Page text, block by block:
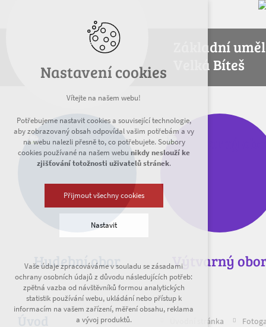
Základní
Velká Bíteš
Hudební obor Výtvarný
Úvodní stránka
Nastavení cookies
Vítejte na našem webu!
Potřebujeme nastavit cookies a související technologie,
aby zobrazovaný obsah odpovídal vašim potřebám a vy
na webu nalezli přesně to, co potřebujete. Soubory
cookies používané na našem webu nikdy neslouží ke
zjišťování totožnosti uživatelů stránek.
Přijmout všechny cookies
Nastavit
nutná pro provozování webu
udržení kontextu stránek (session): případná
přihlášení, volby jazyka, apod.
Vaše údaje zpracováváme v souladu se zásadami
ochrany osobních údajů z důvodu následujících potřeb:
zpětná vazba od návštěvníků formou analytických
statistik používání webu, ukládání nebo přístup k
informacím na vašem zařízení, měření obsahu, reklama
a vývoj produktů.